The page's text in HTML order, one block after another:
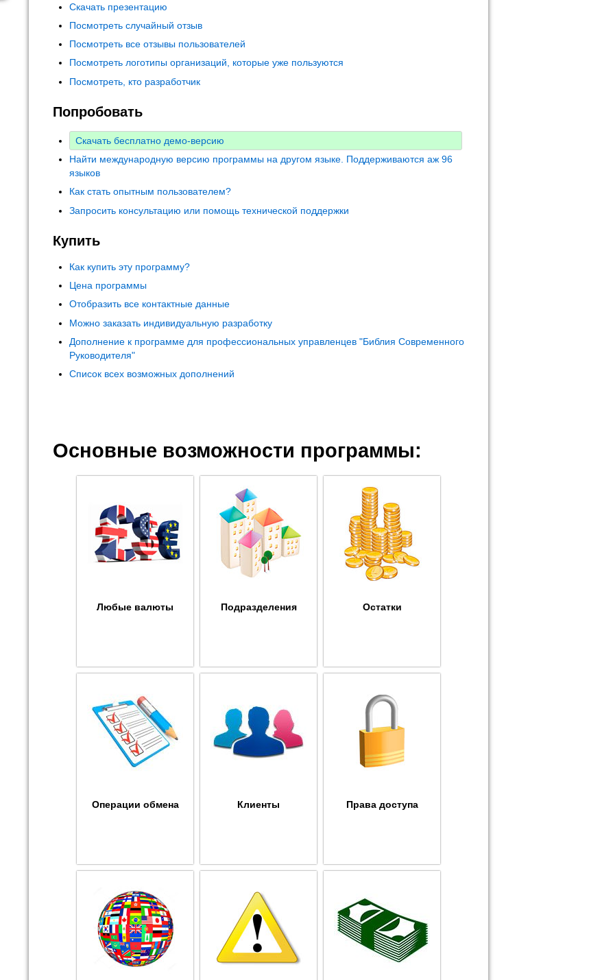
Скачать презентацию
Посмотреть случайный отзыв
Посмотреть все отзывы пользователей
Посмотреть логотипы организаций, которые уже пользуются
Посмотреть, кто разработчик
Попробовать
Скачать бесплатно демо-версию
Найти международную версию программы на другом языке. Поддерживаются аж 96
языков
Как стать опытным пользователем?
Запросить консультацию или помощь технической поддержки
Купить
Как купить эту программу?
Цена программы
Отобразить все контактные данные
Можно заказать индивидуальную разработку
Дополнение к программе для профессиональных управленцев "Библия Современного
Руководителя"
Список всех возможных дополнений
Основные возможности программы:
Любые валюты Подразделения Остатки
Операции обмена Клиенты Права доступа